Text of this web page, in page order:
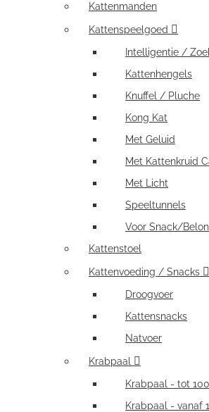
Kattenmanden
Kattenspeelgoed
Intelligentie /
Kattenhengels
Knuffel / Pluche
Kong Kat
Met Geluid
Met Kattenkruid
Met Licht
Speeltunnels
Voor Snack/
Kattenstoel
Kattenvoeding / Snacks
Droogvoer
Kattensnacks
Natvoer
Krabpaal
Krabpaal - tot
Krabpaal - vanaf